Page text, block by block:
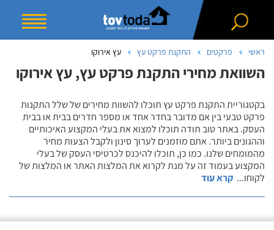
ראשי פרקטים התקנת פרקט עץ עץ אירוקו
השוואת מחירי התקנת פרקט עץ, עץ אירוקו
בקטגוריית התקנת פרקט עץ תוכלו להשוות מחירים של שלל התקנות
פרקט טבעי בין אם מדובר בחדר אחד או מספר חדרים בבית או בבית
העסק. באתר טוב תודה תוכלו למצוא את בעלי המקצוע האיכותיים
וההגונים ביותר. אתם מוזמנים לערוך סינון ולקבל הצעות מחיר
מהמומחים שלנו. כמו כן, תוכלו להיכנס לכרטיסי העסק של בעלי
המקצוע בעמוד זה על מנת לקרוא את המלצות האתר או המלצות של
לקוחו... קרא עוד